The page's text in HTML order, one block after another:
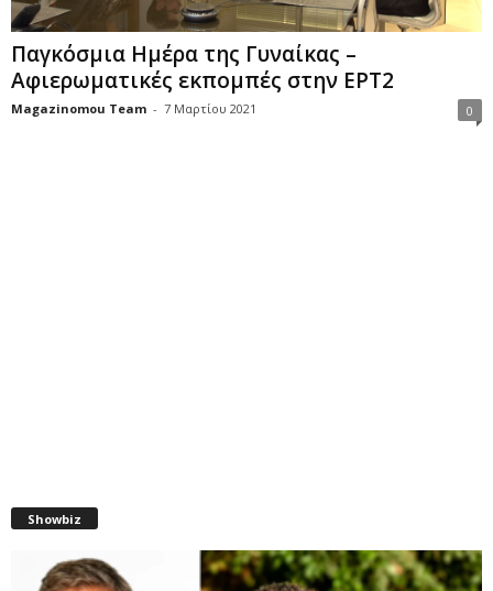
Παγκόσμια Ημέρα της Γυναίκας –
Αφιερωματικές εκπομπές στην ΕΡΤ2
Magazinomou Team - 7 Μαρτίου 2021 0
Showbiz